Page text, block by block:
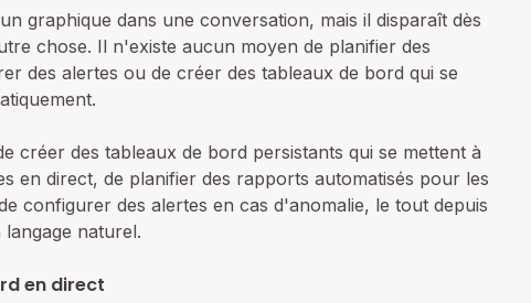
graphique dans une conversation, mais il disparaît dès
chose. Il n'existe aucun moyen de planifier des
des alertes ou de créer des tableaux de bord qui se
créer des tableaux de bord persistants qui se mettent à
en direct, de planifier des rapports automatisés pour les
configurer des alertes en cas d'anomalie, le tout depuis
naturel.
en direct